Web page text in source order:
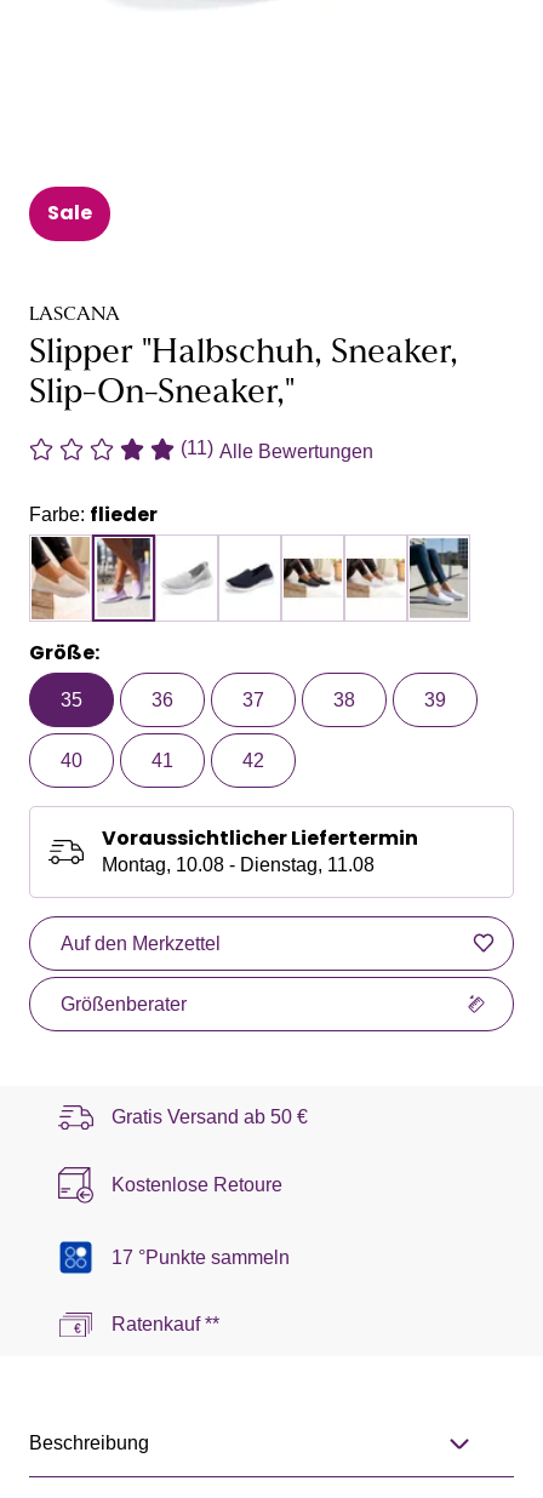
Sale
LASCANA
Slipper "Halbschuh, Sneaker,
Slip-On-Sneaker,"
(11) Alle Bewertungen
Farbe: flieder
Größe:
35 36 37 38 39
40 41 42
Voraussichtlicher Liefertermin
Montag, 10.08 - Dienstag, 11.08
Auf den Merkzettel
Größenberater
Gratis Versand ab 50 €
Kostenlose Retoure
17 °Punkte sammeln
Ratenkauf **
Beschreibung